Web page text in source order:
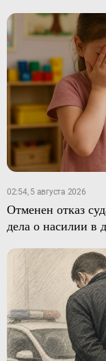
02:54, 5 августа 2026
Отменен отказ
дела о насилии в